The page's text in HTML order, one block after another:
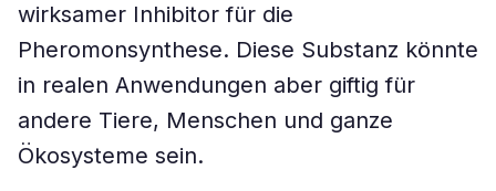
wirksamer Inhibitor für die
Pheromonsynthese. Diese Substanz könnte
in realen Anwendungen aber giftig für
andere Tiere, Menschen und ganze
Ökosysteme sein.